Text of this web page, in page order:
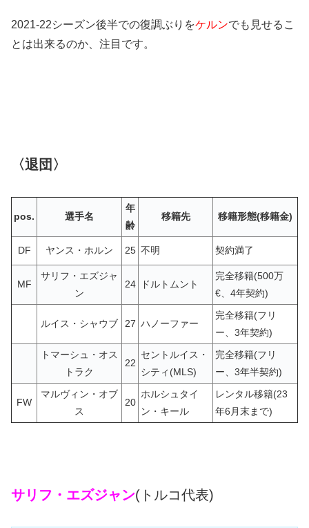
2021-22シーズン後半での復調ぶりをケルンでも見せるこ
とは出来るのか、注目です。
〈退団〉
pos. 選手名
年
齢
移籍先 移籍形態(移籍金)
DF ヤンス・ホルン 25 不明 契約満了
MF
サリフ・エズジャ
ン
24 ドルトムント
完全移籍(500万
€、4年契約)
ルイス・シャウブ 27 ハノーファー
完全移籍(フリ
ー、3年契約)
トマーシュ・オス
トラク
22
セントルイス・
シティ(MLS)
完全移籍(フリ
ー、3年半契約)
FW
マルヴィン・オブ
ス
20
ホルシュタイ
ン・キール
レンタル移籍(23
年6月末まで)
サリフ・エズジャン(トルコ代表)